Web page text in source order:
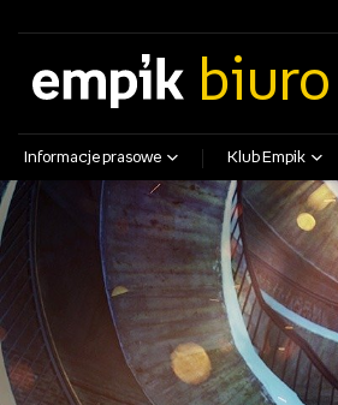
Informacje prasowe Klub Empik